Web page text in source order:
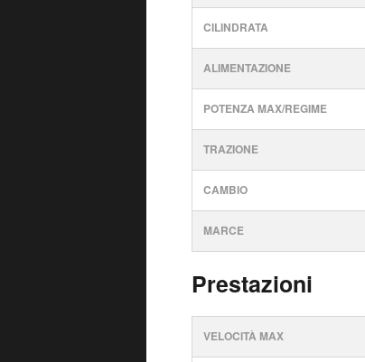
CILINDRATA
ALIMENTAZIONE
POTENZA MAX/REGIME
TRAZIONE
CAMBIO
MARCE
Prestazioni
VELOCITÀ MAX